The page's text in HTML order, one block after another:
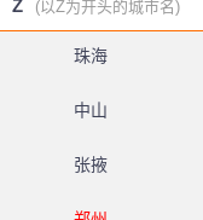
Z (以Z为开头的城市名)
珠海
中山
张掖